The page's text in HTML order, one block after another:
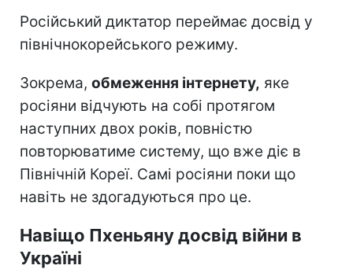
Російський диктатор переймає досвід у
північнокорейського режиму.
Зокрема, обмеження інтернету, яке
росіяни відчують на собі протягом
наступних двох років, повністю
повторюватиме систему, що вже діє в
Північній Кореї. Самі росіяни поки що
навіть не здогадуються про це.
Навіщо Пхеньяну досвід війни в
Україні